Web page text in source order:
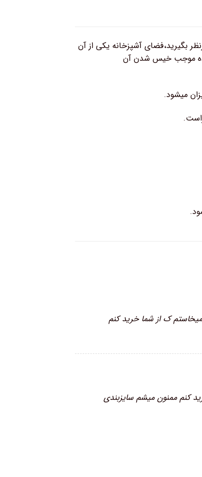
بگیرید،فضای آشپزخانه یکی از آن
موجب خیس شدن آن
میشود.
ک از شما خرید کنم
کنم ممنون میشم سایزبندی